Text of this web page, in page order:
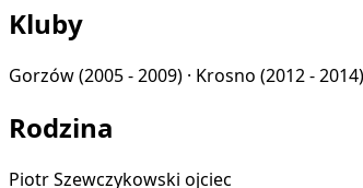
Kluby
Gorzów(2005 - 2009) · Krosno (2012 - 2014)
Rodzina
Piotr Szewczykowski ojciec